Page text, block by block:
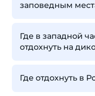
заповедным
Где в западной
отдохнуть на
Где отдохнуть в